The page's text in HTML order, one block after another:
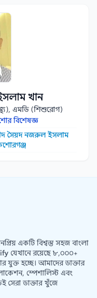
খান
এমডি (শিশুরোগ)
বিশেষজ্ঞ
সৈয়দ নজরুল ইসলাম
একটি বিশ্বস্ত সহজ বাংলা
যেখানে রয়েছে ৮,০০০+
যুক্ত হচ্ছে। আমাদের ডাক্তার
স্পেশালিস্ট এবং
সেরা ডাক্তার খুঁজে